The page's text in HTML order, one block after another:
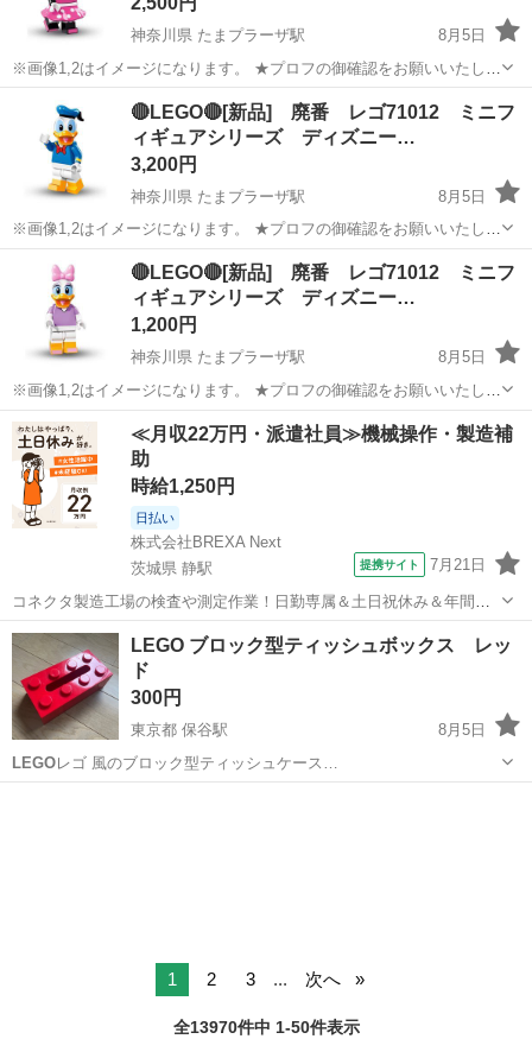
神奈川県 たまプラーザ駅
8月5日
※画像1,2はイメージになります。 ★プロフの御確認をお願いいたしま
す。 【状態】 袋入り新品未組立品(廃番) ※袋入り新品になりますが、
中身確認の為、ポリバックの一部開封しています。ポリバックの状態
を気になさる方、神経質...
横浜市 たまプラーザ駅 おもちゃ LEGO
🔴LEGO🔴[新品] 廃番 レゴ71012 ミニフ
ィギュアシリーズ ディズニー…
3,200円
神奈川県 たまプラーザ駅
8月5日
※画像1,2はイメージになります。 ★プロフの御確認をお願いいたしま
す。 【状態】 袋入り新品未組立品(廃番) ※袋入り新品になりますが、
中身確認の為、ポリバックの一部開封しています。ポリバックの状態
を気になさる方、神経質...
神奈川 横浜市 たまプラーザ駅 おもちゃ ドナルドダック
🔴LEGO🔴[新品] 廃番 レゴ71012 ミニフ
ィギュアシリーズ ディズニー…
1,200円
神奈川県 たまプラーザ駅
8月5日
※画像1,2はイメージになります。 ★プロフの御確認をお願いいたしま
す。 ※在庫有り 【状態】 袋入り新品未組立品(廃番) ※袋入り新品に
なりますが、中身確認の為、ポリバックの一部開封しています。ポリ
バックの状態を気になさ...
神奈川 横浜市 たまプラーザ駅 おもちゃ LEGO
≪月収22万円・派遣社員≫機械操作・製造補
助
時給1,250円
日払い
株式会社BREXA Next
茨城県 静駅
提携サイト 7月21日
コネクタ製造工場の検査や測定作業！日勤専属＆土日祝休み＆年間休
日128日★クリーンルーム内作業★マイカー通勤OK＆無料駐車場あり
★就業先食堂利用可！日払い制度あり！《茨城県常陸大宮市》 人気の
工場のお仕事 ◇コネクタ製造工...
茨城 常陸大宮市 静駅 その他
LEGO ブロック型ティッシュボックス レッ
ド
300円
東京都 保谷駅
8月5日
LEGOレゴ 風のブロック型ティッシュケース…
1 2 3 ... 次へ
全13970件中 1-50件表示